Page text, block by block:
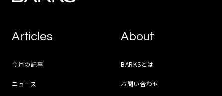
Articles
今月の記事
ニュース
About
BARKSとは
お問い合わせ